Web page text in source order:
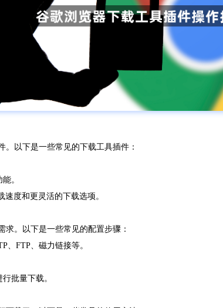
以下是一些常见的下载工具插件：
。
速度和更灵活的下载选项。
。以下是一些常见的配置步骤：
、FTP、磁力链接等。
批量下载。